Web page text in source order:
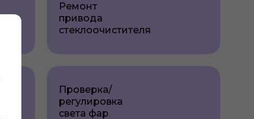
Ремонт
привода
стеклоочистителя
Проверка/
регулировка
света фар